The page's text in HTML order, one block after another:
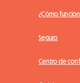
¿Cómo
Seguro
Centro de